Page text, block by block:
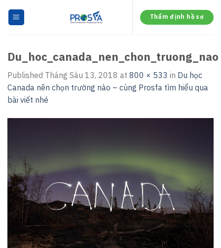
Thẩm định hồ sơ
Du_hoc_canada_nen_chon_truong_nao
Published Tháng Sáu 13, 2018 at 800 × 533 in Du học
Canada nên chọn trường nào – cùng Prosfa tìm hiểu qua
bài viết nhé